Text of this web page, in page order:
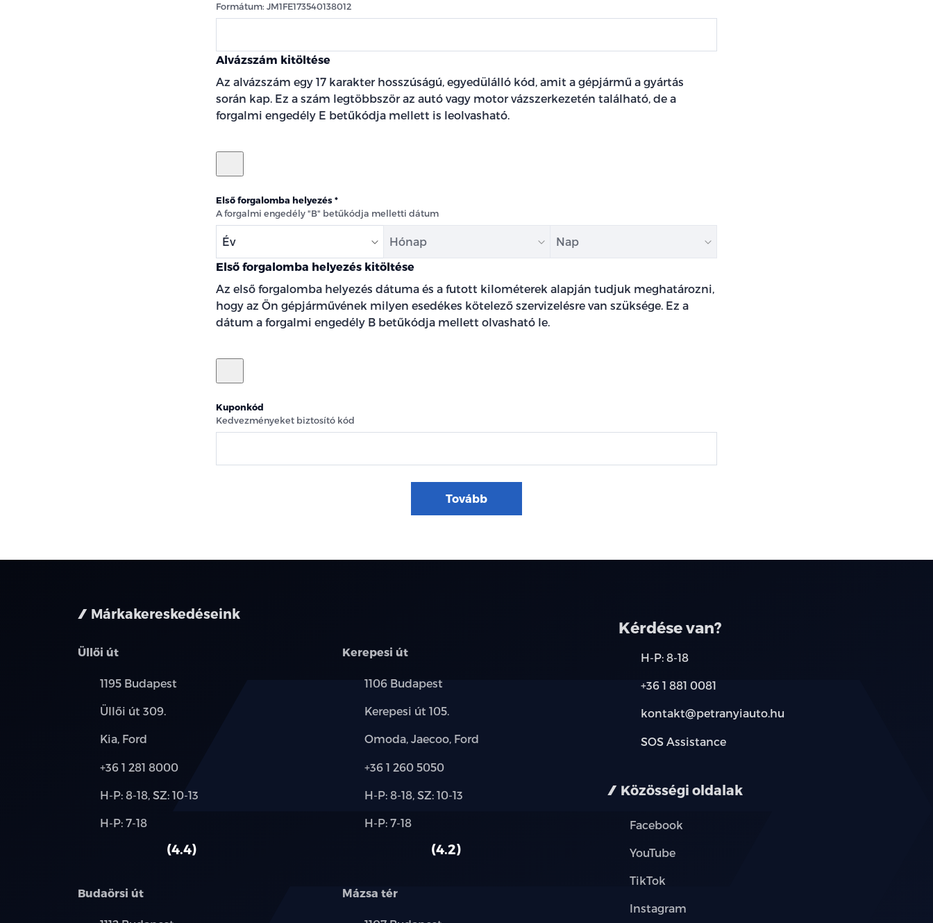
Formátum: JM1FE173540138012
Alvázszám kitöltése
Az alvázszám egy 17 karakter hosszúságú, egyedülálló kód, amit a gépjármű a gyártás
során kap. Ez a szám legtöbbször az autó vagy motor vázszerkezetén található, de a
forgalmi engedély E betűkódja mellett is leolvasható.
Első forgalomba helyezés
A forgalmi engedély "B" betűkódja melletti dátum
Év
Első forgalomba helyezés kitöltése
Az első forgalomba helyezés dátuma és a futott kilométerek alapján tudjuk meghatározni,
hogy az Ön gépjárművének milyen esedékes kötelező szervizelésre van szüksége. Ez a
dátum a forgalmi engedély B betűkódja mellett olvasható le.
Kuponkód
Kedvezményeket biztosító kód
Tovább
Márkakereskedéseink
Üllői út
Település:
1195 Budapest
Cím:
Üllői út 309.
Márkák:
Kia, Ford
Telefon:
+36 1 281 8000
Új-
használt
H-P: 8-18, SZ: 10-13
Alkatrész,
H-P: 7-18
4.4
Kerepesi út
Település:
1106 Budapest
Cím:
Kerepesi út 105.
Márkák:
Omoda, Jaecoo, Ford
Telefon:
+36 1 260 5050
Új-
használt
H-P: 8-18, SZ: 10-13
Alkatrész,
H-P: 7-18
4.2
Budaörsi út Mázsa tér
Kérdése van?
H-P: 8-18
+36 1 881 0081
kontakt@petranyiauto.hu
SOS Assistance
Közösségi oldalak
Facebook
YouTube
TikTok
Instagram